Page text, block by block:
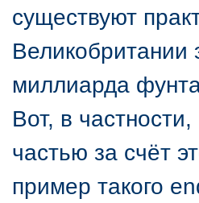
существуют
Великобритании
миллиарда
Вот, в
частью за счёт
пример такого